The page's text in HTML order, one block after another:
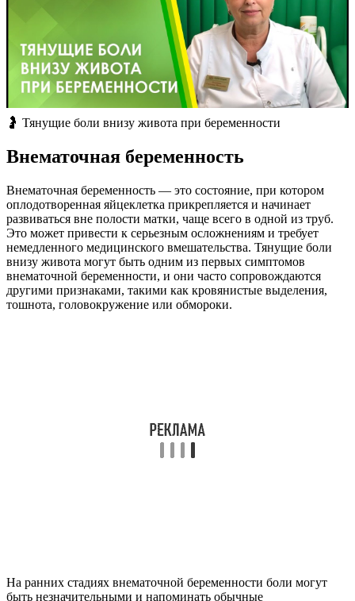
🤰 Тянущие боли внизу живота при беременности
Внематочная беременность
Внематочная беременность — это состояние, при котором
оплодотворенная яйцеклетка прикрепляется и начинает
развиваться вне полости матки, чаще всего в одной из труб.
Это может привести к серьезным осложнениям и требует
немедленного медицинского вмешательства. Тянущие боли
внизу живота могут быть одним из первых симптомов
внематочной беременности, и они часто сопровождаются
другими признаками, такими как кровянистые выделения,
тошнота, головокружение или обмороки.
На ранних стадиях внематочной беременности боли могут
быть незначительными и напоминать обычные